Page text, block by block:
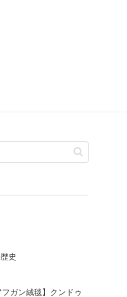
史
フガン絨毯】クンドゥ